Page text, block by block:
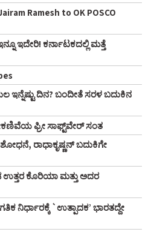
Ramesh to OK POSCO
ಇದೇರಿ! ಕರ್ನಾಟಕದಲ್ಲಿ ಮತ್ತೆ
ಇನ್ನೆಷ್ಟು ದಿನ? ಬಂದೀತೆ ಸರಳ ಬದುಕಿನ
ಫ್ರೀ ಸಾಫ್ಟ್‌ವೇರ್ ಸಂತ
ರಾಧಾಕೃಷ್ಣನ್ ಬದುಕಿಗೇ
ಕೊರಿಯಾ ಮತ್ತು ಅದರ
ನಿರ್ಧಾರಕ್ಕೆ `ಉತ್ಪಾದಕ’ ಭಾರತದ್ದೇ